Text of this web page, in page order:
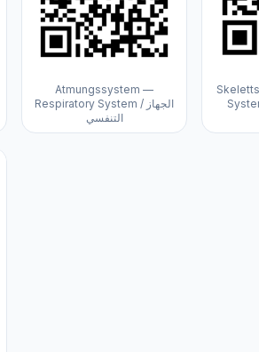
Atmungssystem —
Respiratory System / الجهاز
التنفسي